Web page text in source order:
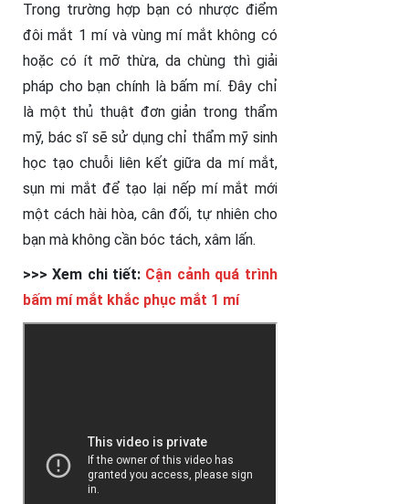
Trong trường hợp bạn có nhược điểm
đôi mắt 1 mí và vùng mí mắt không có
hoặc có ít mỡ thừa, da chùng thì giải
pháp cho bạn chính là bấm mí. Đây chỉ
là một thủ thuật đơn giản trong thẩm
mỹ, bác sĩ sẽ sử dụng chỉ thẩm mỹ sinh
học tạo chuỗi liên kết giữa da mí mắt,
sụn mi mắt để tạo lại nếp mí mắt mới
một cách hài hòa, cân đối, tự nhiên cho
bạn mà không cần bóc tách, xâm lấn.
>>> Xem chi tiết: Cận cảnh quá trình
bấm mí mắt khắc phục mắt 1 mí